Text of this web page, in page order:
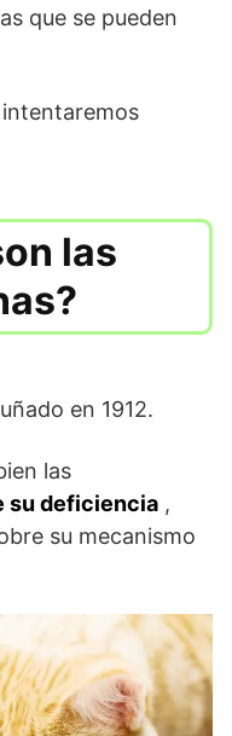
que se pueden
las
en 1912.
las
su deficiencia ,
su mecanismo